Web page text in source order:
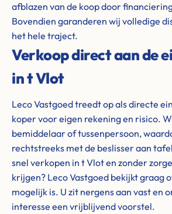
afblazen van de koop door
Bovendien garanderen wij volledige
het hele traject.
Verkoop direct aan de
in t Vlot
Leco Vastgoed treedt op als directe
koper voor eigen rekening en risico.
bemiddelaar of tussenpersoon,
rechtstreeks met de beslisser aan
snel verkopen in t Vlot en zonder
krijgen? Leco Vastgoed bekijkt graag
mogelijk is. U zit nergens aan vast en
interesse een vrijblijvend voorstel.